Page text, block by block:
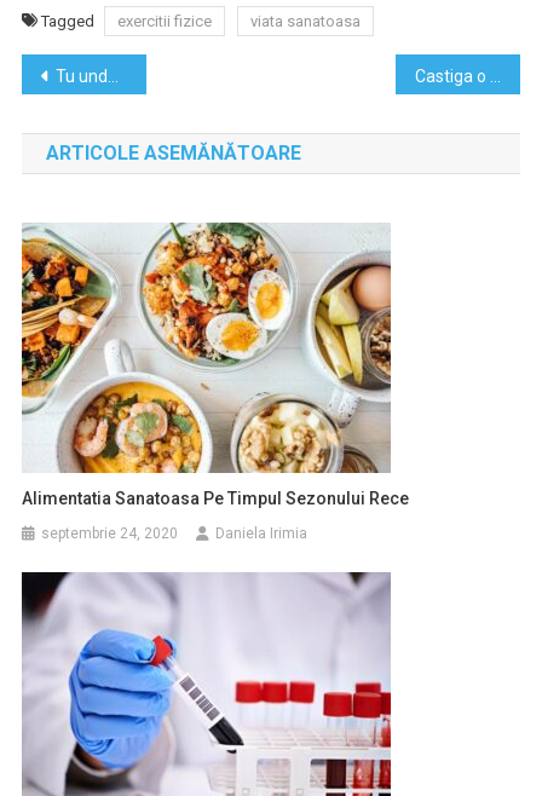
Tagged exercitii fizice viata sanatoasa
Navigare
în
articole
Tu unde te pierzi pe drumul catre visul tau? Castiga o tabara de 2 saptamani in Anglia, oferita de Mirunette International Education!
ARTICOLE ASEMĂNĂTOARE
Alimentatia Sanatoasa Pe Timpul Sezonului Rece
septembrie 24, 2020 Daniela Irimia